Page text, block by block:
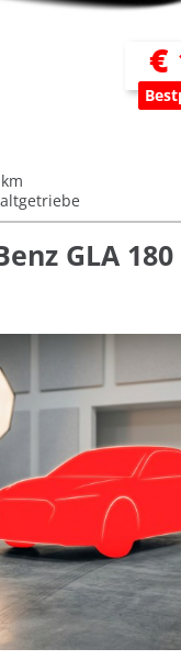
€
GLA 180